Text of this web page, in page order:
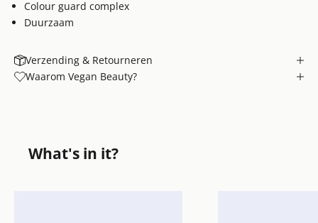
Colour guard complex
Duurzaam
Verzending & Retourneren
Waarom Vegan Beauty?
What's in it?